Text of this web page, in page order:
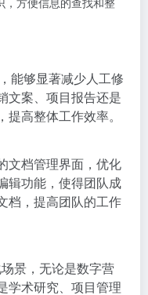
能够显著减少人工修
文案、项目报告还是
高整体工作效率。
文档管理界面，优化
辑功能，使得团队成
档，提高团队的工作
景，无论是数字营
学术研究、项目管理